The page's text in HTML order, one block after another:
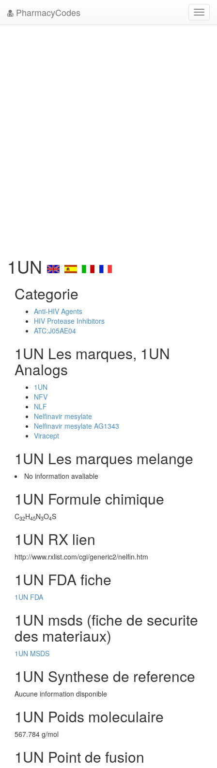
PharmacyCodes
1UN
Categorie
Anti-HIV Agents
HIV Protease Inhibitors
ATC:J05AE04
1UN Les marques, 1UN
Analogs
1UN
NFV
NLF
Nelfinavir mesylate
Nelfinavir mesylate AG1343
Viracept
1UN Les marques melange
No information avaliable
1UN Formule chimique
C32H45N3O4S
1UN RX lien
http://www.rxlist.com/cgi/generic2/nelfin.htm
1UN FDA fiche
1UN FDA
1UN msds (fiche de securite
des materiaux)
1UN MSDS
1UN Synthese de reference
Aucune information disponible
1UN Poids moleculaire
567.784 g/mol
1UN Point de fusion